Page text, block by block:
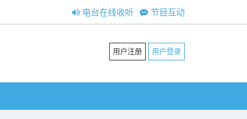
节目互动
电台在线收听
用户注册 用户登录